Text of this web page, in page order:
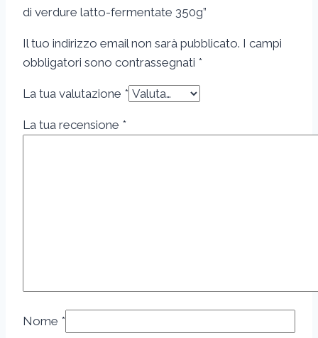
di verdure latto-fermentate 350g”
Il tuo indirizzo email non sarà pubblicato. I campi
obbligatori sono contrassegnati *
La tua valutazione *
La tua recensione *
Nome *